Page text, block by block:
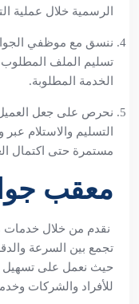
الرسمية خلال عملية
ننسق مع موظفي
تسليم الملف المطلوب
الخدمة المطلوبة.
نحرص على جعل
التسليم والاستلام
مستمرة حتى اكتمال
معقب
نقدم من خلال خدمات
تجمع بين السرعة
حيث نعمل على تسهيل
للأفراد والشركات